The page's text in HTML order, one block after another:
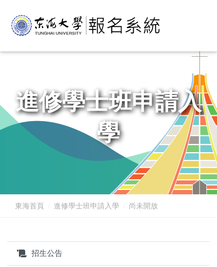
進修學士班申請入
學
東海首頁 進修學士班申請入學 尚未開放
招生公告